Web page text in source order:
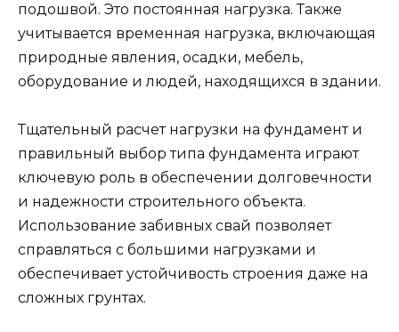
подошвой. Это постоянная нагрузка. Также
учитывается временная нагрузка, включающая
природные явления, осадки, мебель,
оборудование и людей, находящихся в здании.
Тщательный расчет нагрузки на фундамент и
правильный выбор типа фундамента играют
ключевую роль в обеспечении долговечности
и надежности строительного объекта.
Использование забивных свай позволяет
справляться с большими нагрузками и
обеспечивает устойчивость строения даже на
сложных грунтах.